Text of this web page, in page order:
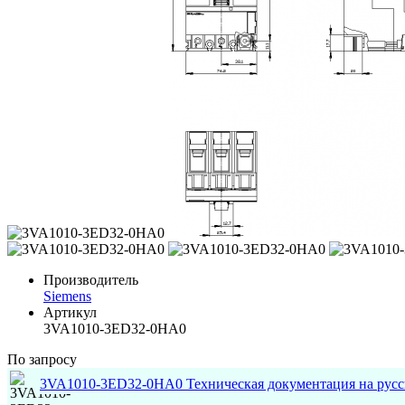
Производитель
Siemens
Артикул
3VA1010-3ED32-0HA0
По запросу
3VA1010-3ED32-0HA0 Техническая документация на